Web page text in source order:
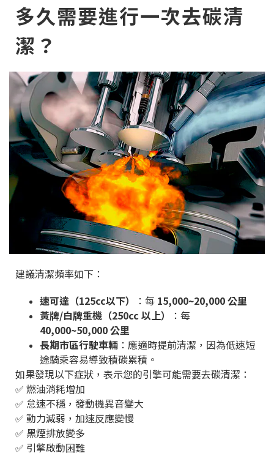
多久需要進行一次去碳清
潔？
建議清潔頻率如下：
速可達（125cc以下）
：每 15,000~20,000 公里
黃牌/白牌重機（250cc 以上）
：每
40,000~50,000 公里
長期市區行駛車輛 ：應適時提前清潔，因為低速短
途騎乘容易導致積碳累積。
如果發現以下症狀，表示您的引擎可能需要去碳清潔：
✅ 燃油消耗增加
✅ 怠速不穩，發動機異音變大
✅ 動力減弱，加速反應變慢
✅ 黑煙排放變多
✅ 引擎啟動困難